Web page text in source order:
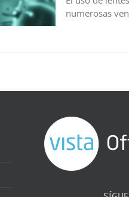
numerosas